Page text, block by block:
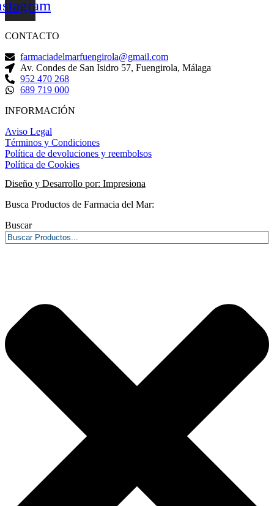
CONTACTO
farmaciadelmarfuengirola@gmail.com
Av. Condes de San Isidro 57, Fuengirola, Málaga
952 470 268
689 719 000
INFORMACIÓN
Aviso Legal
Términos y Condiciones
Política de devoluciones y reembolsos
Política de Cookies
Diseño y Desarrollo por: Impresiona​
Busca Productos de Farmacia del Mar:
Buscar